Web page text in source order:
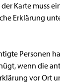
Karte muss
Erklärung
Personen
wenn die
vor Ort